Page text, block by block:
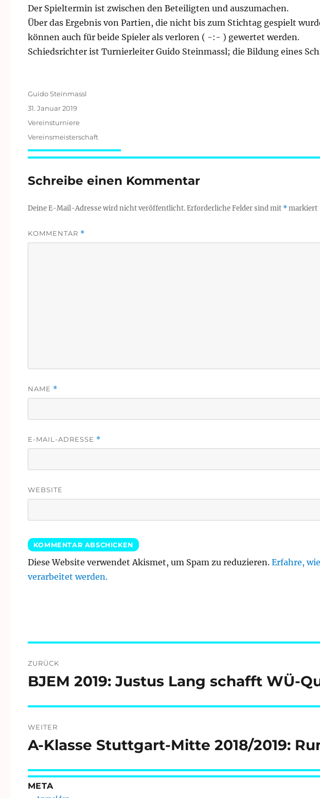
Der Spieltermin ist zwischen den Beteiligten und auszumachen.
Über das Ergebnis von Partien, die nicht bis zum Stichtag gespielt
können auch für beide Spieler als verloren ( -:- ) gewertet werden.
Schiedsrichter ist Turnierleiter Guido Steinmassl; die Bildung eines
Autor
Guido Steinmassl
Veröffentlicht
am
31. Januar 2019
Kategorien
Vereinsturniere
Schlagwörter
Vereinsmeisterschaft
Schreibe einen Kommentar
Deine E-Mail-Adresse wird nicht veröffentlicht. Erforderliche Felder sind mit *markiert
KOMMENTAR *
NAME *
E-MAIL-ADRESSE *
WEBSITE
Diese Website verwendet Akismet, um Spam zu reduzieren. Erfahre,
verarbeitet werden.
ZURÜCK
Vorheriger
BJEM 2019: Justus Lang schafft WÜ-
WEITER
Nächster
A-Klasse Stuttgart-Mitte 2018/2019:
META